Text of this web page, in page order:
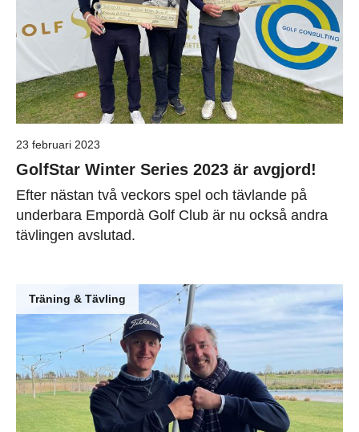
23 februari 2023
GolfStar Winter Series 2023 är avgjord!
Efter nästan två veckors spel och tävlande på
underbara Empordà Golf Club är nu också andra
tävlingen avslutad.
Träning & Tävling